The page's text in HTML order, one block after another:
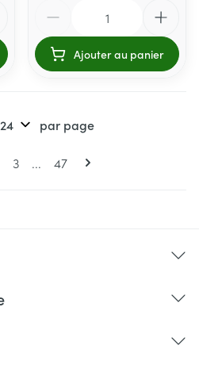
Ajouter au panier
lisez actuellement la page
Page
3 ... Page
47
par page